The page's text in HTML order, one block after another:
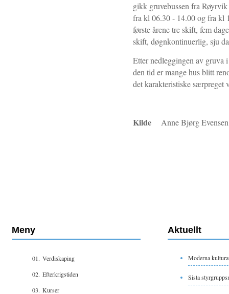
gikk gruvebussen fra
fra kl 06.30 - 14.00 og fra kl
første årene tre skift, fem
skift, døgnkontinuerlig, sju
Etter nedleggingen av gruva
den tid er mange hus blitt
det karakteristiske særpreget
Kilde Anne Bjørg
Meny
01. Verdiskaping
02. Efterkrigstiden
03. Kurser
Aktuellt
Moderna
Sista